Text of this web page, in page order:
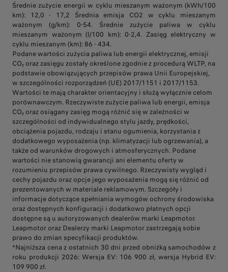
Średnie zużycie energii w cyklu mieszanym ważonym (kWh/100
km): 12,0 - 17,2 Średnia emisja CO2 w cyklu mieszanym
ważonym (g/km): 0-54. Średnie zużycie paliwa w cyklu
mieszanym ważonym (l/100 km): 0-2,4. Zasięg elektryczny w
cyklu mieszanym (km): 86 - 434.
Podane wartości zużycia paliwa lub energii elektrycznej, emisji
CO₂ oraz zasięgu zostały określone zgodnie z procedurą WLTP, na
podstawie obowiązujących przepisów prawa Unii Europejskiej,
w szczególności rozporządzeń (UE) 2017/1151 i 2017/1153.
Wartości te mają charakter orientacyjny i służą wyłącznie celom
porównawczym. Rzeczywiste zużycie paliwa lub energii, emisja
CO₂ oraz osiągany zasięg mogą różnić się w zależności w
szczególności od indywidualnego stylu jazdy, prędkości,
obciążenia pojazdu, rodzaju i stanu ogumienia, korzystania z
dodatkowego wyposażenia (np. klimatyzacji lub ogrzewania), a
także od warunków drogowych i atmosferycznych. Podane
wartości nie stanowią gwarancji ani elementu oferty w
rozumieniu przepisów prawa cywilnego. Rzeczywisty wygląd i
cechy pojazdu oraz opcje jego wyposażenia mogą się różnić od
prezentowanych w materiale reklamowym. Szczegóły i
informacje dotyczące spełniania wymogów ochrony środowiska
oraz dostępnych konfiguracji i dodatkowo płatnych opcji
dostępne są u autoryzowanych dealerów marki Leapmotor.
Leapmotor oraz Dealerzy marki Leapmotor zastrzegają sobie
prawo do zmian specyfikacji produktów.
*Najniższa cena z ostatnich 30 dni przed obniżką samochodów z
roku produkcji 2026: Wersja EV: 106 900 zł, wersja Hybrid EV:
109 900 zł.